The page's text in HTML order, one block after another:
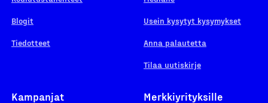
Blogit
Tiedotteet
Usein kysytyt kysymykset
Anna palautetta
Tilaa uutiskirje
Kampanjat Merkkiyrityksille